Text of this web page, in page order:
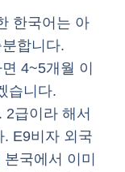
한국어는 아
합니다.
4~5개월 이
습니다.
2급이라 해서
E9비자 외국
국에서 이미